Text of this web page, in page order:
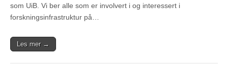
som UiB. Vi ber alle som er involvert i og interessert i
forskningsinfrastruktur på…
Les mer →